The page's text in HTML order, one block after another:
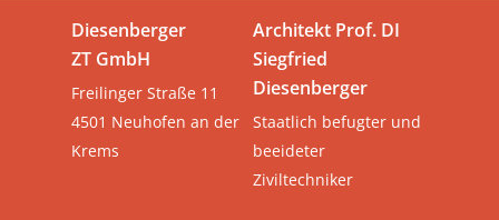
Diesenberger
ZT GmbH
Freilinger Straße 11
4501 Neuhofen an der
Krems
Architekt Prof. DI
Siegfried
Diesenberger
Staatlich befugter und
beeideter
Ziviltechniker